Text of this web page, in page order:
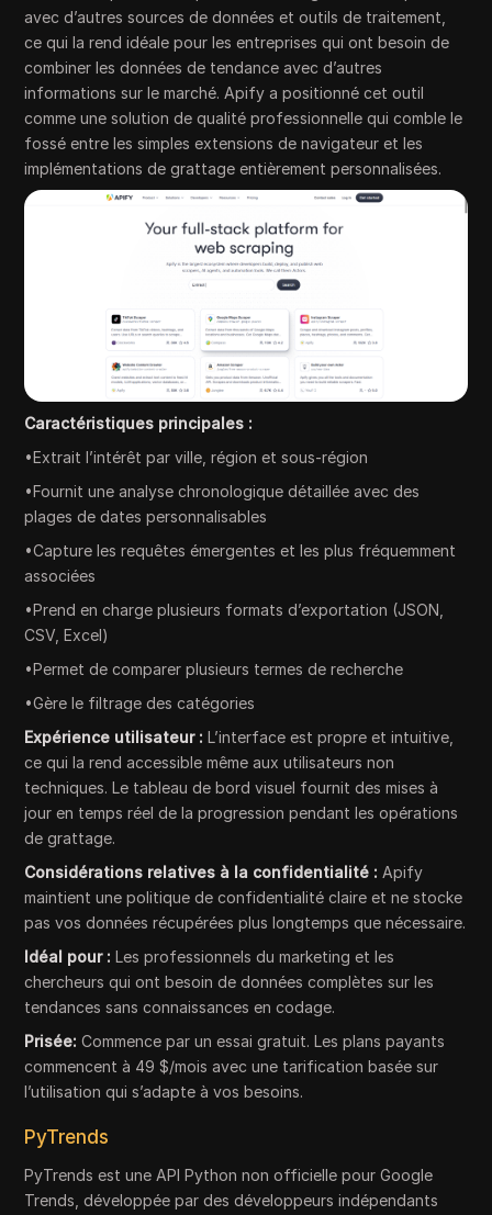
avec d’autres sources de données et outils de traitement,
ce qui la rend idéale pour les entreprises qui ont besoin de
combiner les données de tendance avec d’autres
informations sur le marché. Apify a positionné cet outil
comme une solution de qualité professionnelle qui comble le
fossé entre les simples extensions de navigateur et les
implémentations de grattage entièrement personnalisées.
Caractéristiques principales :
•Extrait l’intérêt par ville, région et sous-région
•Fournit une analyse chronologique détaillée avec des
plages de dates personnalisables
•Capture les requêtes émergentes et les plus fréquemment
associées
•Prend en charge plusieurs formats d’exportation (JSON,
CSV, Excel)
•Permet de comparer plusieurs termes de recherche
•Gère le filtrage des catégories
Expérience utilisateur :L’interface est propre et intuitive,
ce qui la rend accessible même aux utilisateurs non
techniques. Le tableau de bord visuel fournit des mises à
jour en temps réel de la progression pendant les opérations
de grattage.
Considérations relatives à la confidentialité : Apify
maintient une politique de confidentialité claire et ne stocke
pas vos données récupérées plus longtemps que nécessaire.
Idéal pour : Les professionnels du marketing et les
chercheurs qui ont besoin de données complètes sur les
tendances sans connaissances en codage.
Prisée: Commence par un essai gratuit. Les plans payants
commencent à 49 $/mois avec une tarification basée sur
l’utilisation qui s’adapte à vos besoins.
PyTrends
PyTrends est une API Python non officielle pour Google
Trends, développée par des développeurs indépendants